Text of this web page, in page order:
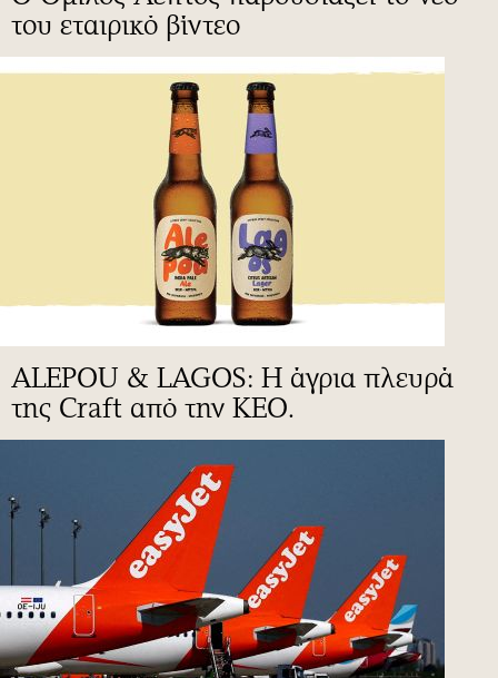
του εταιρικό βίντεο
ALEPOU & LAGOS: Η άγρια πλευρά
της Craft από την ΚΕΟ.